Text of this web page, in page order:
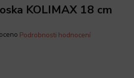
KOLIMAX 18 cm
Podrobnosti hodnocení